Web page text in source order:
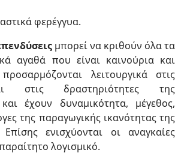
φερέγγυα.
μπορεί να κριθούν όλα τα
αγαθά που είναι καινούρια και
προσαρμόζονται λειτουργικά στις
στις δραστηριότητες της
έχουν δυναμικότητα, μέγεθος,
της παραγωγικής ικανότητας της
Επίσης ενισχύονται οι αναγκαίες
λογισμικό.